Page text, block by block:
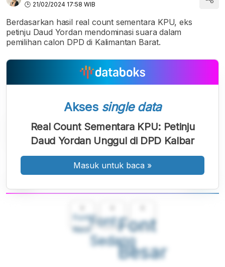
21/02/2024 17:58 WIB
Berdasarkan hasil real count sementara KPU, eks
petinju Daud Yordan mendominasi suara dalam
pemilihan calon DPD di Kalimantan Barat.
Font
Kecil
Font
Sedang
Font
Besar
Akses single data
Real Count Sementara KPU: Petinju
Daud Yordan Unggul di DPD Kalbar
Masuk untuk baca »